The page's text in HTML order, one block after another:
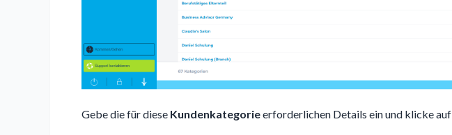
Gebe die für diese Kundenkategorieerforderlichen Details ein und klicke auf